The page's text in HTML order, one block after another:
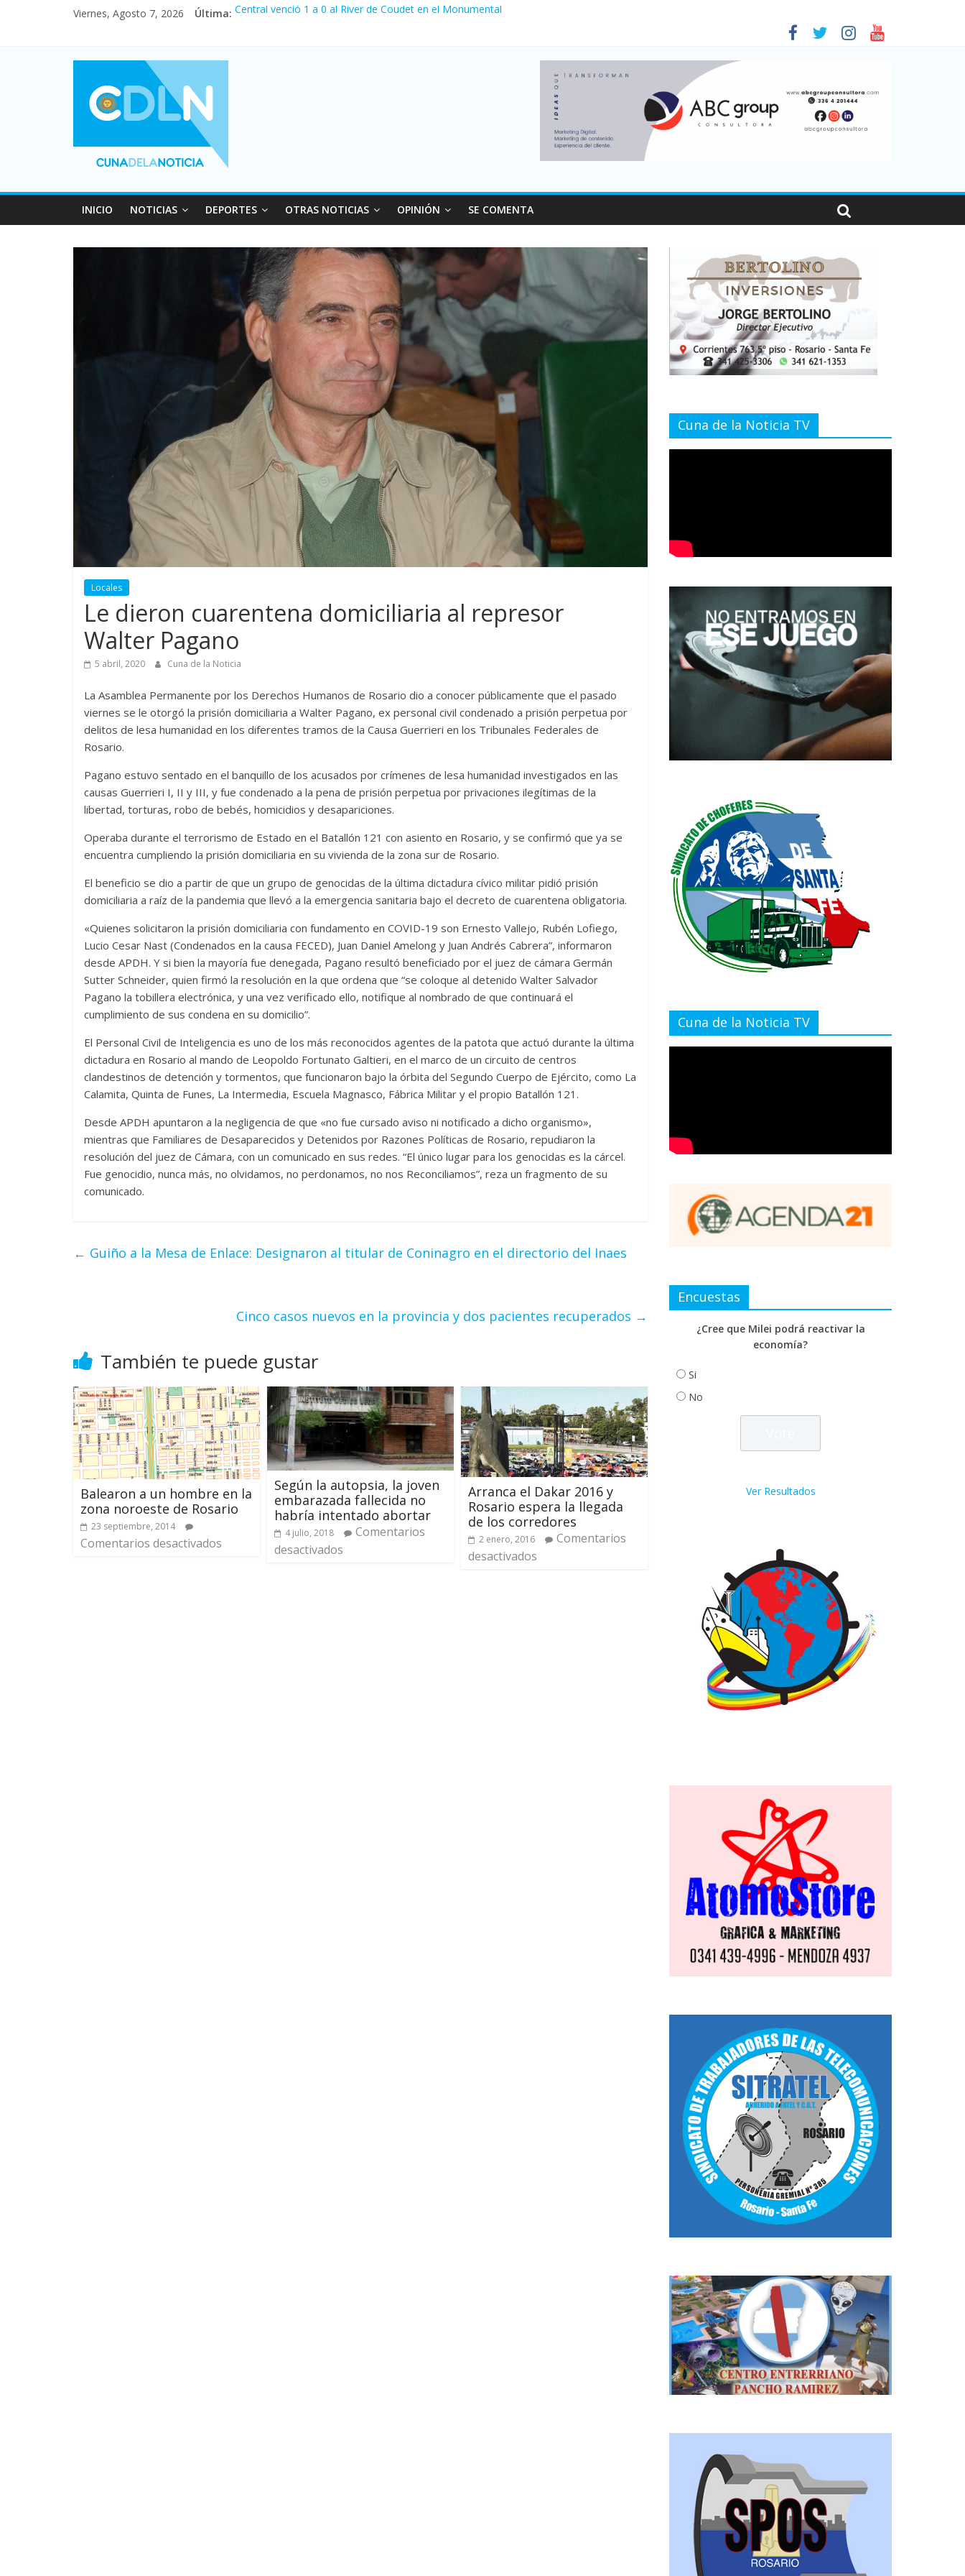
Viernes, Agosto 7, 2026 Última: Central venció 1 a 0 al River de Coudet en el Monumental
Vacaciones de invierno con más movimiento y consumo turístico: 4,6 millones de personas viajaron por el país, un 5,9% más que en 2025
Fuerte caída de la venta de autos usados en julio: bajó un 12,6% interanual
INICIO NOTICIAS DEPORTES OTRAS NOTICIAS OPINIÓN SE COMENTA
Locales
Le dieron cuarentena domiciliaria al represor
Walter Pagano
5 abril, 2020 Cuna de la Noticia
La Asamblea Permanente por los Derechos Humanos de Rosario dio a conocer públicamente que el pasado
viernes se le otorgó la prisión domiciliaria a Walter Pagano, ex personal civil condenado a prisión perpetua por
delitos de lesa humanidad en los diferentes tramos de la Causa Guerrieri en los Tribunales Federales de
Rosario.
Pagano estuvo sentado en el banquillo de los acusados por crímenes de lesa humanidad investigados en las
causas Guerrieri I, II y III, y fue condenado a la pena de prisión perpetua por privaciones ilegítimas de la
libertad, torturas, robo de bebés, homicidios y desapariciones.
Operaba durante el terrorismo de Estado en el Batallón 121 con asiento en Rosario, y se confirmó que ya se
encuentra cumpliendo la prisión domiciliaria en su vivienda de la zona sur de Rosario.
El beneficio se dio a partir de que un grupo de genocidas de la última dictadura cívico militar pidió prisión
domiciliaria a raíz de la pandemia que llevó a la emergencia sanitaria bajo el decreto de cuarentena obligatoria.
«Quienes solicitaron la prisión domiciliaria con fundamento en COVID-19 son Ernesto Vallejo, Rubén Lofiego,
Lucio Cesar Nast (Condenados en la causa FECED), Juan Daniel Amelong y Juan Andrés Cabrera”, informaron
desde APDH. Y si bien la mayoría fue denegada, Pagano resultó beneficiado por el juez de cámara Germán
Sutter Schneider, quien firmó la resolución en la que ordena que “se coloque al detenido Walter Salvador
Pagano la tobillera electrónica, y una vez verificado ello, notifique al nombrado de que continuará el
cumplimiento de sus condena en su domicilio”.
El Personal Civil de Inteligencia es uno de los más reconocidos agentes de la patota que actuó durante la última
dictadura en Rosario al mando de Leopoldo Fortunato Galtieri, en el marco de un circuito de centros
clandestinos de detención y tormentos, que funcionaron bajo la órbita del Segundo Cuerpo de Ejército, como La
Calamita, Quinta de Funes, La Intermedia, Escuela Magnasco, Fábrica Militar y el propio Batallón 121.
Desde APDH apuntaron a la negligencia de que «no fue cursado aviso ni notificado a dicho organismo»,
mientras que Familiares de Desaparecidos y Detenidos por Razones Políticas de Rosario, repudiaron la
resolución del juez de Cámara, con un comunicado en sus redes. “El único lugar para los genocidas es la cárcel.
Fue genocidio, nunca más, no olvidamos, no perdonamos, no nos Reconciliamos”, reza un fragmento de su
comunicado.
← Guiño a la Mesa de Enlace: Designaron al titular de Coninagro en el directorio del Inaes
Cinco casos nuevos en la provincia y dos pacientes recuperados →
También te puede gustar
Balearon a un hombre en la
zona noroeste de Rosario
23 septiembre, 2014
Comentarios desactivados
Según la autopsia, la joven
embarazada fallecida no
habría intentado abortar
4 julio, 2018
Comentarios
desactivados
Arranca el Dakar 2016 y
Rosario espera la llegada
de los corredores
2 enero, 2016
Comentarios
desactivados
Cuna de la Noticia TV
Cuna de la Noticia TV
Encuestas
¿Cree que Milei podrá reactivar la
economía?
Si
No
Ver Resultados